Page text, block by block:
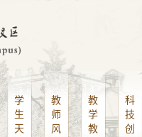
学
生
天
教
师
风
教
学
教
科
技
创